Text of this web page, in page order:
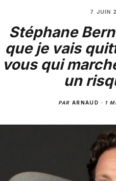
7 JUIN
Stéphane
que je vais
vous qui
un
PAR ARNAUD · 1